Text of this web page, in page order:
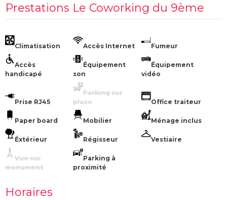
Prestations Le Coworking du 9ème
Climatisation Accès Internet Fumeur
Accès
handicapé
Équipement
son
Équipement
vidéo
Prise RJ45
Parking sur
place
Office traiteur
Paper board Mobilier Ménage inclus
Éxtérieur Régisseur Vestiaire
Vue sur
monument
Parking à
proximité
Horaires